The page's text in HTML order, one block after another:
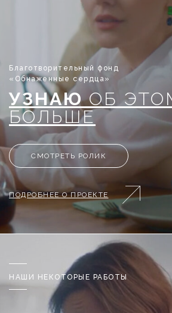
УЗНАЮОБ
БОЛЬШЕ
ПОДРОБНЕЕ О ПРОЕКТЕ
Благотворительный фонд
«Обнаженные сердца»
СМОТРЕТЬ РОЛИК
НАШИ НЕКОТОРЫЕ РАБОТЫ